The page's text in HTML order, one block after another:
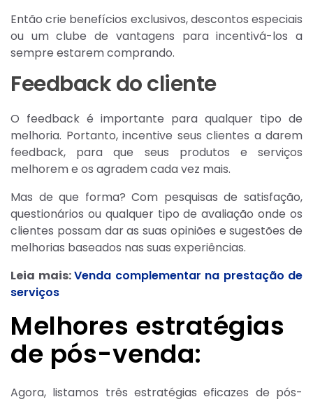
Então crie benefícios exclusivos, descontos especiais
ou um clube de vantagens para incentivá-los a
sempre estarem comprando.
Feedback do cliente
O feedback é importante para qualquer tipo de
melhoria. Portanto, incentive seus clientes a darem
feedback, para que seus produtos e serviços
melhorem e os agradem cada vez mais.
Mas de que forma? Com pesquisas de satisfação,
questionários ou qualquer tipo de avaliação onde os
clientes possam dar as suas opiniões e sugestões de
melhorias baseados nas suas experiências.
Leia mais:Venda complementar na prestação de
serviços
Melhores estratégias
de pós-venda:
Agora, listamos três estratégias eficazes de pós-